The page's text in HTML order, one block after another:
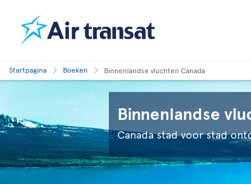
Startpagina Boeken Binnenlandse vluchten Canada
Binnenlandse
Canada stad voor stad